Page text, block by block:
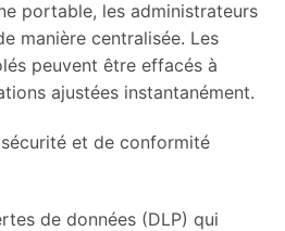
portable, les administrateurs
manière centralisée. Les
peuvent être effacés à
ajustées instantanément.
et de conformité
de données (DLP) qui